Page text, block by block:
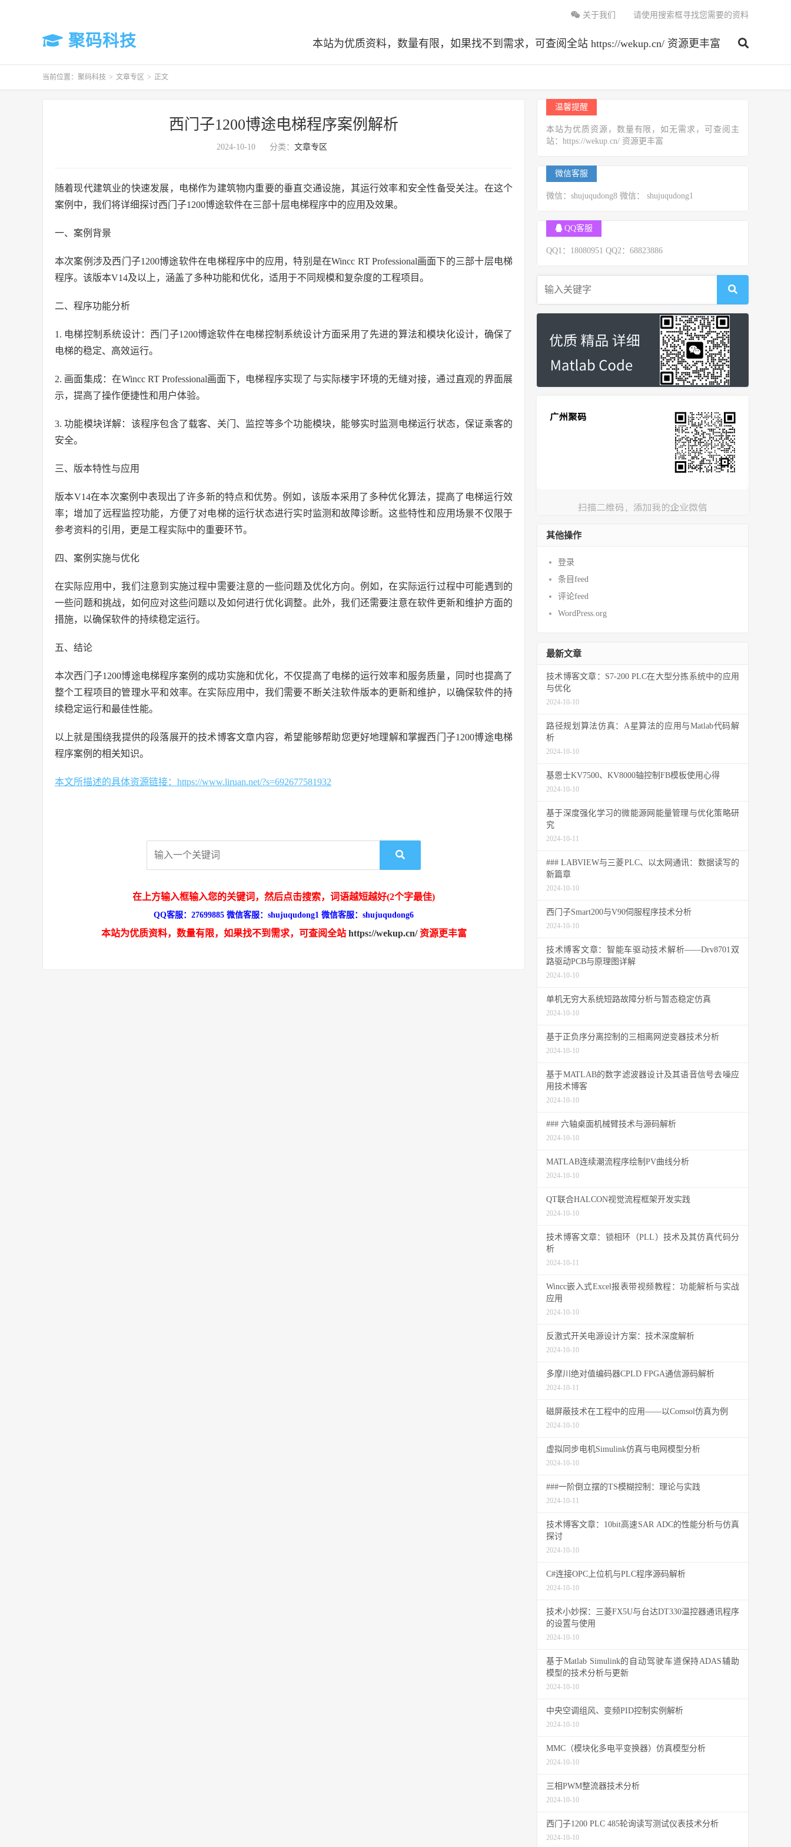
聚码科技 本站为优质资料，数量有限，如果找不到需求，可查阅全站 https://wekup.cn/ 资源更丰富
关于我们 请使用搜索框寻找您需要的资料
当前位置： 聚码科技 > 文章专区 > 正文
西门子1200博途电梯程序案例解析
2024-10-10 分类： 文章专区
随着现代建筑业的快速发展，电梯作为建筑物内重要的垂直交通设施，其运行效率和安全性备受关注。在这个
案例中，我们将详细探讨西门子1200博途软件在三部十层电梯程序中的应用及效果。
一、案例背景
本次案例涉及西门子1200博途软件在电梯程序中的应用，特别是在Wincc RT Professional画面下的三部十层电梯
程序。该版本V14及以上，涵盖了多种功能和优化，适用于不同规模和复杂度的工程项目。
二、程序功能分析
1. 电梯控制系统设计：西门子1200博途软件在电梯控制系统设计方面采用了先进的算法和模块化设计，确保了
电梯的稳定、高效运行。
2. 画面集成：在Wincc RT Professional画面下，电梯程序实现了与实际楼宇环境的无缝对接，通过直观的界面展
示，提高了操作便捷性和用户体验。
3. 功能模块详解：该程序包含了载客、关门、监控等多个功能模块，能够实时监测电梯运行状态，保证乘客的
安全。
三、版本特性与应用
版本V14在本次案例中表现出了许多新的特点和优势。例如，该版本采用了多种优化算法，提高了电梯运行效
率；增加了远程监控功能，方便了对电梯的运行状态进行实时监测和故障诊断。这些特性和应用场景不仅限于
参考资料的引用，更是工程实际中的重要环节。
四、案例实施与优化
在实际应用中，我们注意到实施过程中需要注意的一些问题及优化方向。例如，在实际运行过程中可能遇到的
一些问题和挑战，如何应对这些问题以及如何进行优化调整。此外，我们还需要注意在软件更新和维护方面的
措施，以确保软件的持续稳定运行。
五、结论
本次西门子1200博途电梯程序案例的成功实施和优化，不仅提高了电梯的运行效率和服务质量，同时也提高了
整个工程项目的管理水平和效率。在实际应用中，我们需要不断关注软件版本的更新和维护，以确保软件的持
续稳定运行和最佳性能。
以上就是围绕我提供的段落展开的技术博客文章内容，希望能够帮助您更好地理解和掌握西门子1200博途电梯
程序案例的相关知识。
本文所描述的具体资源链接：https://www.liruan.net/?s=692677581932
在上方输入框输入您的关键词，然后点击搜索，词语越短越好(2个字最佳)
QQ客服：27699885 微信客服：shujuqudong1 微信客服：shujuqudong6
本站为优质资料，数量有限，如果找不到需求，可查阅全站 https://wekup.cn/资源更丰富
温馨提醒
本站为优质资源，数量有限，如无需求，可查阅主
站：https://wekup.cn/ 资源更丰富
微信客服
微信：shujuqudong8 微信： shujuqudong1
QQ客服
QQ1：18080951 QQ2：68823886
其他操作
登录
条目feed
评论feed
WordPress.org
最新文章
技术博客文章：S7-200 PLC在大型分拣系统中的应用
与优化
2024-10-10
路径规划算法仿真：A星算法的应用与Matlab代码解
析
2024-10-10
基恩士KV7500、KV8000轴控制FB模板使用心得
2024-10-10
基于深度强化学习的微能源网能量管理与优化策略研
究
2024-10-11
### LABVIEW与三菱PLC、以太网通讯：数据读写的
新篇章
2024-10-10
西门子Smart200与V90伺服程序技术分析
2024-10-10
技术博客文章：智能车驱动技术解析——Drv8701双
路驱动PCB与原理图详解
2024-10-10
单机无穷大系统短路故障分析与暂态稳定仿真
2024-10-10
基于正负序分离控制的三相离网逆变器技术分析
2024-10-10
基于MATLAB的数字滤波器设计及其语音信号去噪应
用技术博客
2024-10-10
### 六轴桌面机械臂技术与源码解析
2024-10-10
MATLAB连续潮流程序绘制PV曲线分析
2024-10-10
QT联合HALCON视觉流程框架开发实践
2024-10-10
技术博客文章：锁相环（PLL）技术及其仿真代码分
析
2024-10-11
Wincc嵌入式Excel报表带视频教程：功能解析与实战
应用
2024-10-10
反激式开关电源设计方案：技术深度解析
2024-10-10
多摩川绝对值编码器CPLD FPGA通信源码解析
2024-10-11
磁屏蔽技术在工程中的应用——以Comsol仿真为例
2024-10-10
虚拟同步电机Simulink仿真与电网模型分析
2024-10-10
###一阶倒立摆的TS模糊控制：理论与实践
2024-10-11
技术博客文章：10bit高速SAR ADC的性能分析与仿真
探讨
2024-10-10
C#连接OPC上位机与PLC程序源码解析
2024-10-10
技术小妙探：三菱FX5U与台达DT330温控器通讯程序
的设置与使用
2024-10-10
基于Matlab Simulink的自动驾驶车道保持ADAS辅助
模型的技术分析与更新
2024-10-10
中央空调组风、变频PID控制实例解析
2024-10-10
MMC（模块化多电平变换器）仿真模型分析
2024-10-10
三相PWM整流器技术分析
2024-10-10
西门子1200 PLC 485轮询读写测试仪表技术分析
2024-10-10